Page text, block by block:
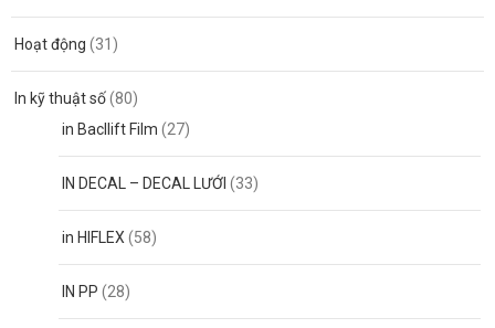
Hoạt động (31)
In kỹ thuật số(80)
in Bacllift Film (27)
IN DECAL – DECAL LƯỚI (33)
in HIFLEX (58)
IN PP (28)